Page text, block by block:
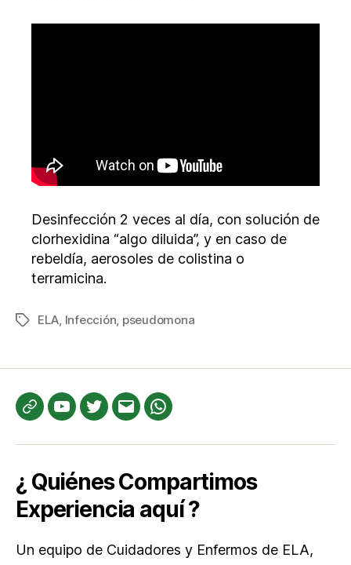
Desinfección 2 veces al día, con solución de
clorhexidina “algo diluida”, y en caso de
rebeldía, aerosoles de colistina o
terramicina.
Etiquetas
ELA, Infección, pseudomona
Te
YouTubeTwitterCorreoWhatsApp
¿ Quiénes Compartimos
Experiencia aquí ?
Un equipo de Cuidadores y Enfermos de ELA,